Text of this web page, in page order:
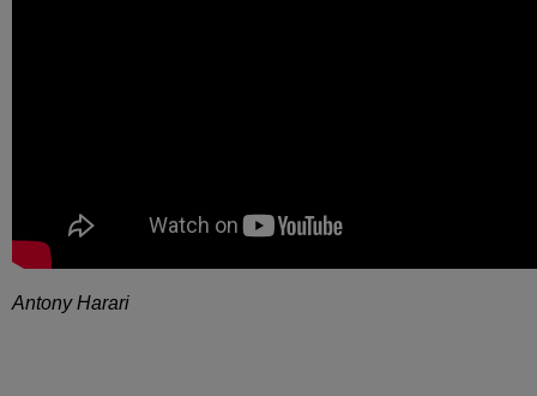
Antony Harari